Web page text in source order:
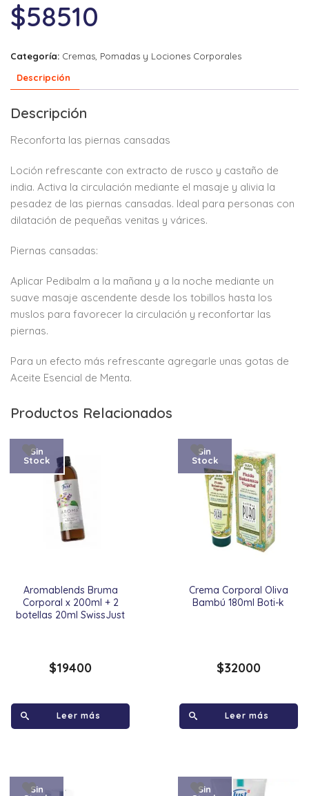
$58510
Categoría: Cremas, Pomadas y Lociones Corporales
Descripción
Descripción
Reconforta las piernas cansadas
Loción refrescante con extracto de rusco y castaño de
india. Activa la circulación mediante el masaje y alivia la
pesadez de las piernas cansadas. Ideal para personas con
dilatación de pequeñas venitas y várices.
Piernas cansadas:
Aplicar Pedibalm a la mañana y a la noche mediante un
suave masaje ascendente desde los tobillos hasta los
muslos para favorecer la circulación y reconfortar las
piernas.
Para un efecto más refrescante agregarle unas gotas de
Aceite Esencial de Menta.
Productos Relacionados
Aromablends Bruma
Corporal x 200ml + 2
botellas 20ml SwissJust
Sin
Stock
$19400
Leer más
Crema Corporal Oliva
Bambú 180ml Boti-k
Sin
Stock
$32000
Leer más
Sin
Sin